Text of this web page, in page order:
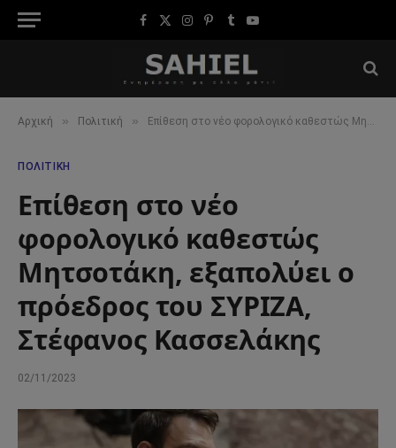
Facebook
X
Instagram
Pinterest
TumblrYouTube
Αρχική » Πολιτική » Επίθεση στο νέο φορολογικό καθεστώς Μητσοτάκη, εξαπολύει ο πρόεδρος του ΣΥΡΙΖΑ, Στέφανος Κασσελάκης
ΠΟΛΙΤΙΚΉ
Επίθεση στο νέο
φορολογικό καθεστώς
Μητσοτάκη, εξαπολύει ο
πρόεδρος του ΣΥΡΙΖΑ,
Στέφανος Κασσελάκης
02/11/2023